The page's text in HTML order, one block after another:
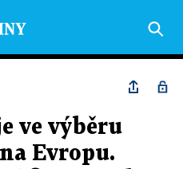
ve výběru
Evropu.